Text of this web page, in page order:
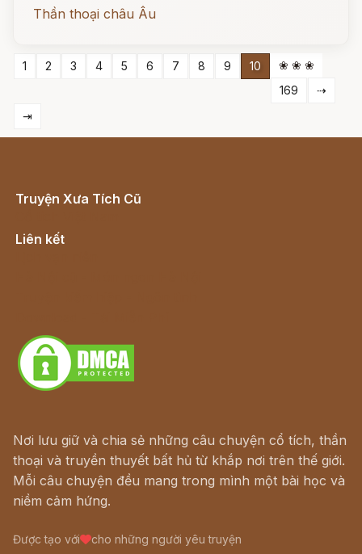
Thần thoại châu Âu
1 2 3 4 5 6 7 8 9 10
❀ ❀ ❀
169
⇢
⇥
Truyện Xưa Tích Cũ
Liên kết
Nơi lưu giữ và chia sẻ những câu chuyện cổ tích, thần
thoại và truyền thuyết bất hủ từ khắp nơi trên thế giới.
Mỗi câu chuyện đều mang trong mình một bài học và
niềm cảm hứng.
Được tạo với cho những người yêu truyện